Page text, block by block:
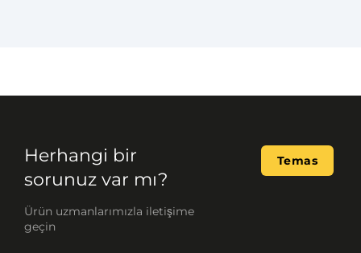
Herhangi bir
sorunuz var mı?
Ürün uzmanlarımızla iletişime
geçin
Temas